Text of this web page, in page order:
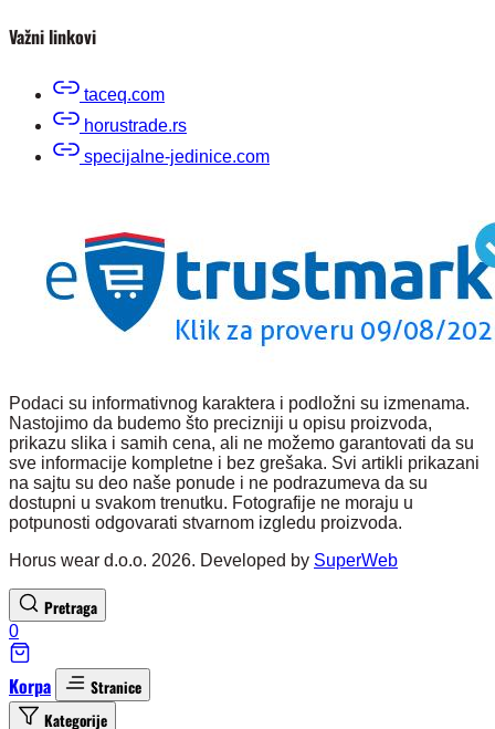
Važni linkovi
taceq.com
horustrade.rs
specijalne-jedinice.com
Podaci su informativnog karaktera i podložni su izmenama.
Nastojimo da budemo što precizniji u opisu proizvoda,
prikazu slika i samih cena, ali ne možemo garantovati da su
sve informacije kompletne i bez grešaka. Svi artikli prikazani
na sajtu su deo naše ponude i ne podrazumeva da su
dostupni u svakom trenutku. Fotografije ne moraju u
potpunosti odgovarati stvarnom izgledu proizvoda.
Horus wear d.o.o. 2026. Developed by SuperWeb
Pretraga
0
Korpa
Stranice
Kategorije